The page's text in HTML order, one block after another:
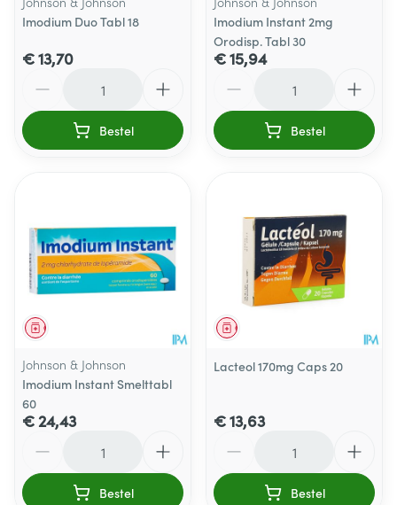
Imodium Duo Tabl 18
€ 13,70
Bestel
Imodium Instant 2mg
Orodisp. Tabl 30
€ 15,94
Bestel
Geneesmiddel
Johnson & Johnson
Imodium Instant Smelttabl
60
€ 24,43
Bestel
Geneesmiddel
Lacteol 170mg Caps 20
€ 13,63
Bestel